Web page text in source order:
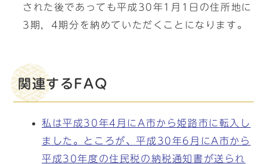
された後であっても平成30年1月1日の住所地に
3期，4期分を納めていただくことになります。
関連するFAQ
私は平成30年4月にA市から姫路市に転入し
ました。ところが、平成30年6月にA市から
平成30年度の住民税の納税通知書が送られ